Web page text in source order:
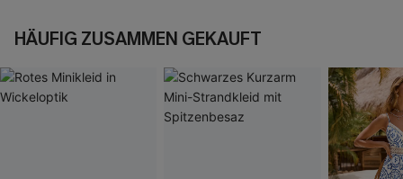
HÄUFIG ZUSAMMEN GEKAUFT